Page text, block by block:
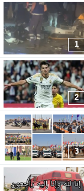
1
2
3